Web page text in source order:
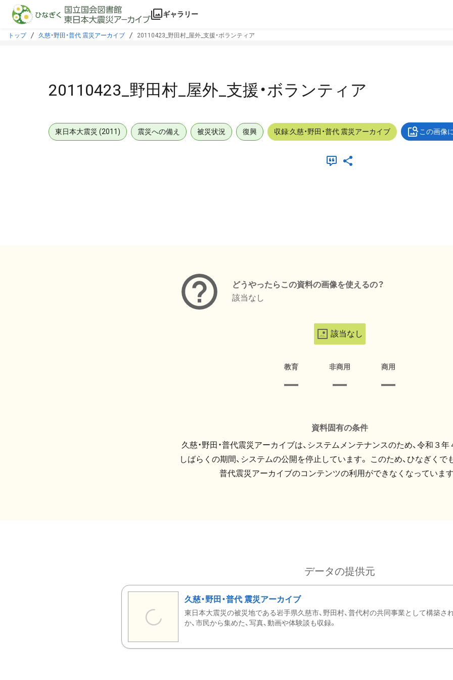
本文に飛ぶ
ギャラリー
トップ 久慈・野田・普代 震災アーカイブ 20110423_野田村_屋外_支援・ボランティア
20110423_野田村_屋外_支援・ボランティア
東日本大震災 (2011) 震災への備え 被災状況 復興 収録:久慈・野田・普代 震災アーカイブ この画像
どうやったらこの資料の画像を使えるの？
該当なし
該当なし
教育 非商用 商用
資料固有の条件
久慈・野田・普代震災アーカイブは、システムメンテナンスのため、令和３
しばらくの期間、システムの公開を停止しています。 このため、ひなぎくでも
普代震災アーカイブのコンテンツの利用ができなくなっています
データの提供元
久慈・野田・普代 震災アーカイブ
東日本大震災の被災地である岩手県久慈市、野田村、普代村の共同事業として構築さ
か、市民から集めた、写真、動画や体験談も収録。